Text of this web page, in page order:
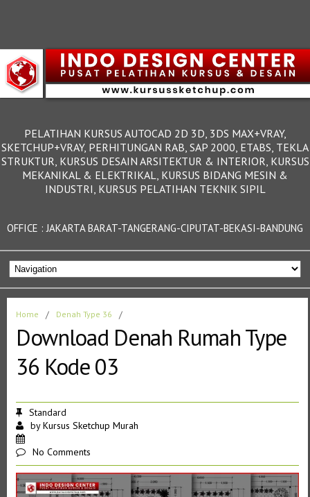
PELATIHAN KURSUS AUTOCAD 2D 3D, 3DS MAX+VRAY,
SKETCHUP+VRAY, PERHITUNGAN RAB, SAP 2000, ETABS, TEKLA
STRUKTUR, KURSUS DESAIN ARSITEKTUR & INTERIOR, KURSUS
MEKANIKAL & ELEKTRIKAL, KURSUS BIDANG MESIN &
INDUSTRI, KURSUS PELATIHAN TEKNIK SIPIL
OFFICE : JAKARTA BARAT-TANGERANG-CIPUTAT-BEKASI-BANDUNG
Home / Denah Type 36 /
Download Denah Rumah Type
36 Kode 03
Standard
byKursus Sketchup Murah
No Comments